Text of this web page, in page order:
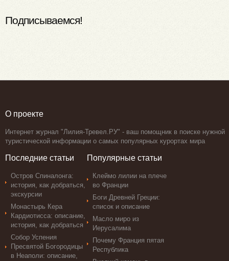
Подписываемся!
О проекте
Интернет журнал "Лилия-Тревел.РУ" - ваш помощник в поиске нужной
туристической информации о самых популярных курортах мира
Последние статьи
Остров Спиналонга:
история, как добраться,
экскурсии
Монастырь Кера
Кардиотисса: описание,
история, как добраться
Собор Успения
Пресвятой Богородицы
в Неаполи: описание,
Популярные статьи
Клеймо лилии на плече
во Франции
Боги Древней Греции:
список и описание
Масло миро из
Иерусалима
Почему Франция пятая
Республика